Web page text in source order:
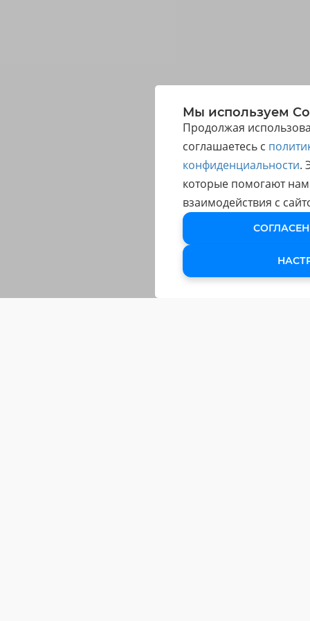
Мы используем
Продолжая
соглашаетесь с
конфиденциальности.
которые помогают
взаимодействия с